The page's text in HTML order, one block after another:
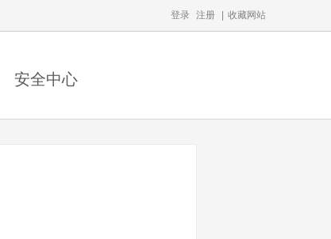
收藏网站
登录 注册
安全中心